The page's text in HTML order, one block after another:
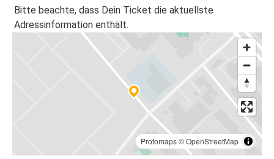
Berlin
Frankfurt
Aachen
Bitte beachte, dass Dein Ticket die aktuellste
Adressinformation enthält.
Protomaps©OpenStreetMap